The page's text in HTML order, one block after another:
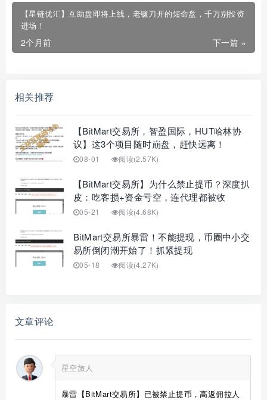
【星链优汇】互助盘即将上线，老镰刀开的短命盘，千万别投资
进场！
下一篇 »
2个月前
相关推荐
【BitMart交易所，智盈国际，HUT哈林协
议】这3个项目随时崩盘，赶快远离！
08-01 阅读(2.57K)
【BitMart交易所】为什么禁止提币？深度扒
皮：吃客损+资金亏空，连代理都被收
05-21 阅读(4.68K)
BitMart交易所暴雷！不能提现，币圈中小交
易所倒闭潮开始了！抓紧提现
05-18 阅读(4.27K)
文章评论
星空旅人
暴雷【BitMart交易所】已被禁止提币，高返佣拉人